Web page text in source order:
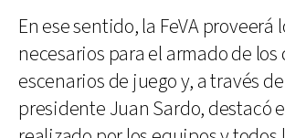
En ese sentido, la FeVA proveerá
necesarios para el armado de los
escenarios de juego y, a través
presidente Juan Sardo, destacó